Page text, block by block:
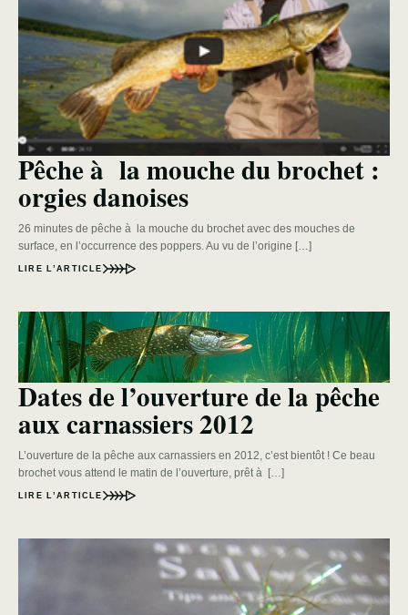
Pêche à la mouche du brochet :
orgies danoises
26 minutes de pêche à la mouche du brochet avec des mouches de
surface, en l’occurrence des poppers. Au vu de l’origine […]
LIRE L’ARTICLE
Dates de l’ouverture de la pêche
aux carnassiers 2012
L’ouverture de la pêche aux carnassiers en 2012, c’est bientôt ! Ce beau
brochet vous attend le matin de l’ouverture, prêt à […]
LIRE L’ARTICLE